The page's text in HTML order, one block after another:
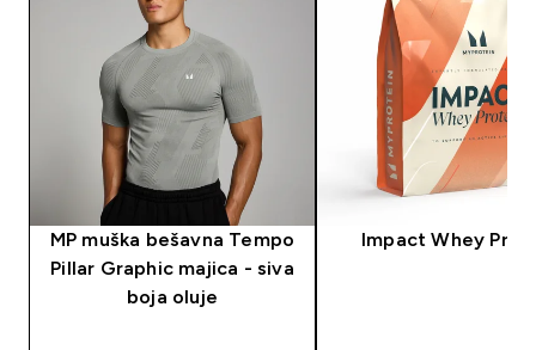
MP muška bešavna Tempo
Pillar Graphic majica - siva
boja oluje
Impact Whey